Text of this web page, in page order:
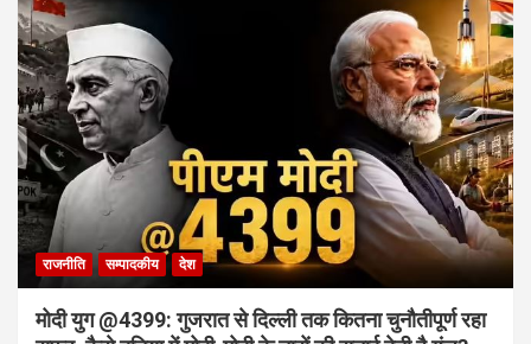
राजनीति सम्पादकीय देश
मोदी युग @4399: गुजरात से दिल्ली तक कितना चुनौतीपूर्ण रहा